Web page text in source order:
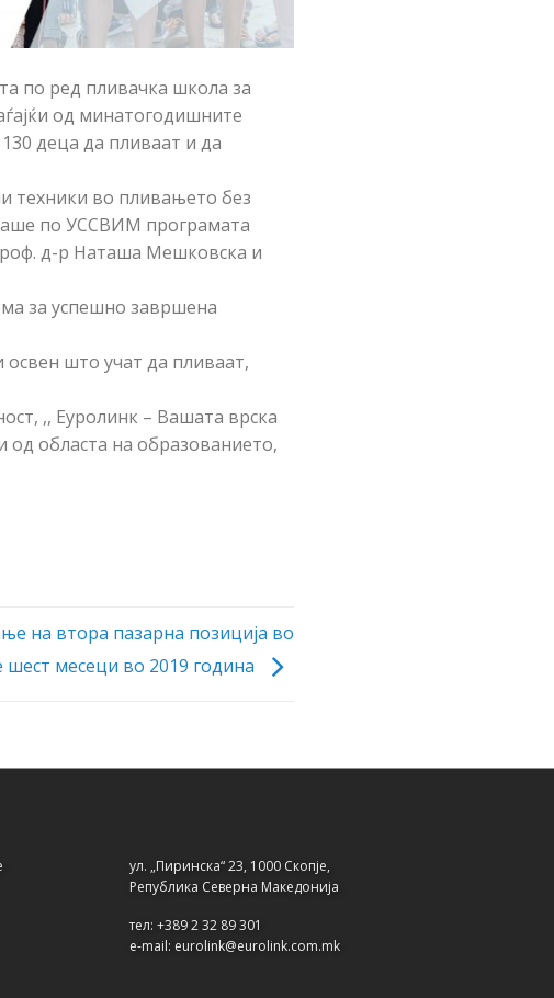
по ред пливачка школа за
од минатогодишните
деца да пливаат и да
техники во пливањето без
по УССВИМ програмата
д-р Наташа Мешковска и
за успешно завршена
што учат да пливаат,
,, Еуролинк – Вашата врска
од областа на образованието,
на втора пазарна позиција во
шест месеци во 2019 година
ул. „Пиринска“ 23, 1000 Скопје,
Република Северна Македонија
тел: +389 2 32 89 301
e-mail: eurolink@eurolink.com.mk